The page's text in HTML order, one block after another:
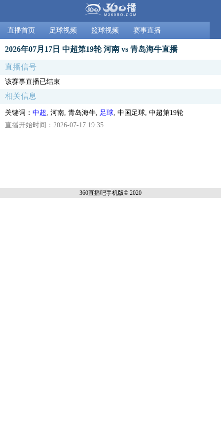
直播首页 足球视频 篮球视频 赛事直播
2026年07月17日 中超第19轮 河南 vs 青岛海牛直播
直播信号
该赛事直播已结束
相关信息
关键词： 中超 , 河南, 青岛海牛, 足球 , 中国足球, 中超第19轮
直播开始时间：2026-07-17 19:35
360直播吧手机版© 2020